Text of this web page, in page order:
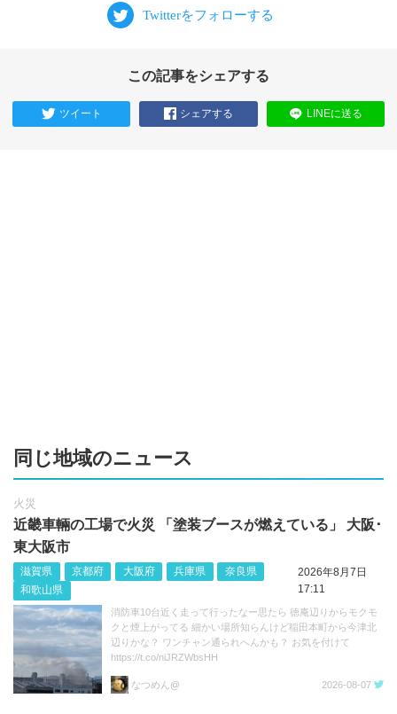
この記事をシェアする
ツイート シェアする LINEに送る
同じ地域のニュース
火災
近畿車輛の工場で火災 「塗装ブースが燃えている」 大阪･
東大阪市
滋賀県 京都府 大阪府 兵庫県
奈良県
和歌山県
2026年8月7日
17:11
消防車10台近く走って行ったなー思たら 徳庵辺りからモクモ
クと煙上がってる 細かい場所知らんけど稲田本町から今津北
辺りかな？ ワンチャン通られへんかも？ お気を付けて
https://t.co/niJRZWbsHH
なつめん@ 2026-08-07